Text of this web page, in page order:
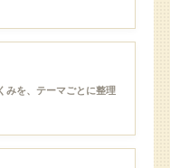
みを、テーマごとに整理